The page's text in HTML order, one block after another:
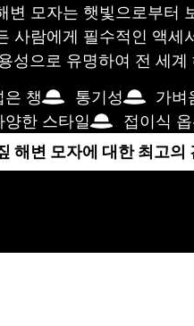
변 모자는 햇빛으로부터
사람에게 필수적인 액세
성으로 유명하여 전 세
은 챙
통기성 가벼
양한 스타일
접이식
해변 모자에 대한 최고